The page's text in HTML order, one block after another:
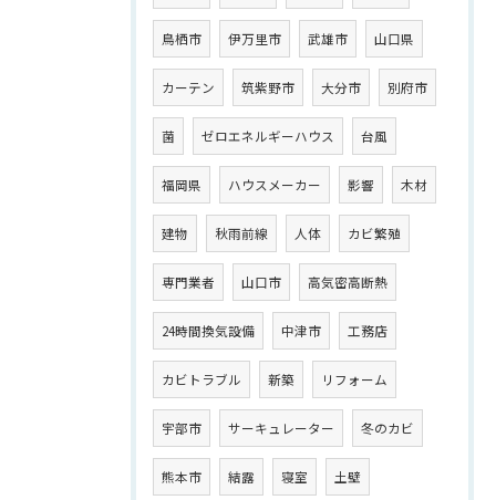
鳥栖市 伊万里市 武雄市 山口県
カーテン 筑紫野市 大分市 別府市
菌 ゼロエネルギーハウス 台風
福岡県 ハウスメーカー 影響 木材
建物 秋雨前線 人体 カビ繁殖
専門業者 山口市 高気密高断熱
24時間換気設備 中津市 工務店
カビトラブル 新築 リフォーム
宇部市 サーキュレーター 冬のカビ
熊本市 結露 寝室 土壁